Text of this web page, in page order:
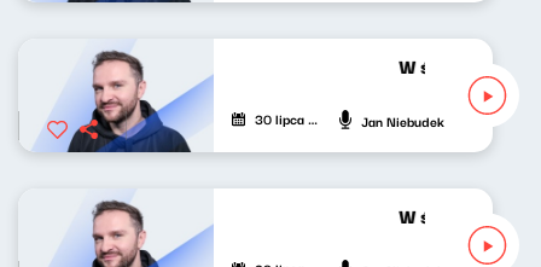
W środku dnia
30 lipca 2026 Jan Niebudek
W środku dnia